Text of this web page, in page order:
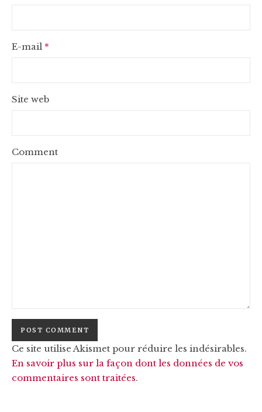
E-mail *
Site web
Comment
Ce site utilise Akismet pour réduire les indésirables.
En savoir plus sur la façon dont les données de vos
commentaires sont traitées.